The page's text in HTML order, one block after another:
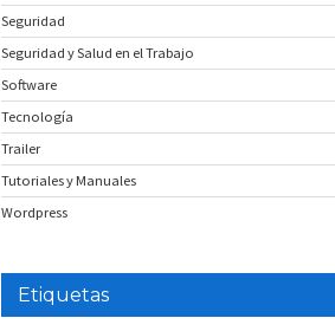
Seguridad
Seguridad y Salud en el Trabajo
Software
Tecnología
Trailer
Tutoriales y Manuales
Wordpress
Etiquetas